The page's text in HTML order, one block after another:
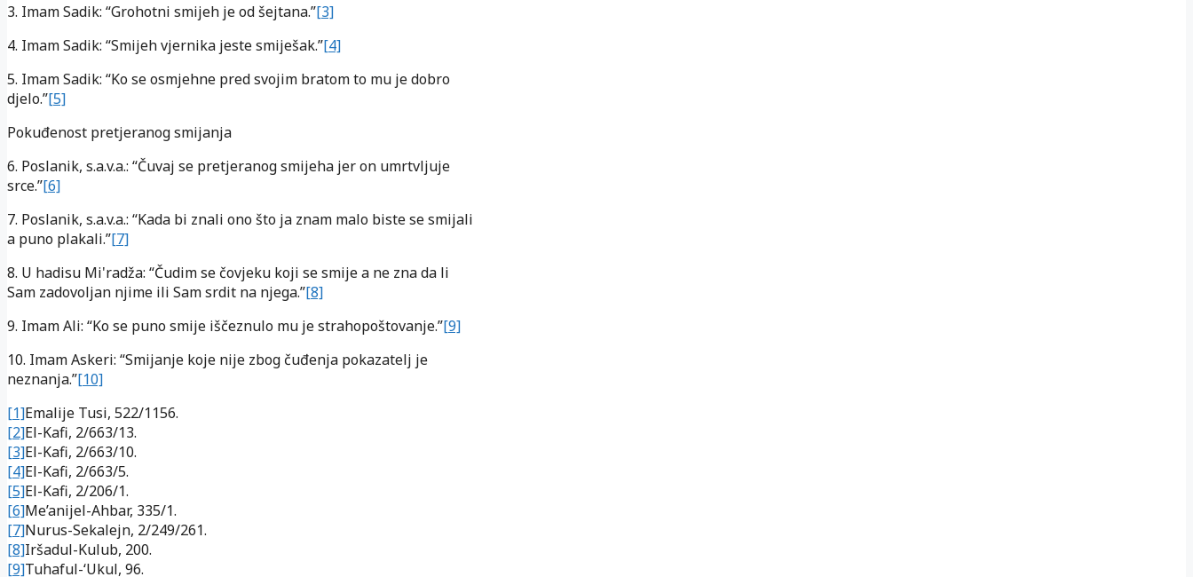
3. Imam Sadik: “Grohotni smijeh je od šejtana.”[3]
4. Imam Sadik: “Smijeh vjernika jeste smiješak.”[4]
5. Imam Sadik: “Ko se osmjehne pred svojim bratom to mu je dobro
djelo.”[5]
Pokuđenost pretjeranog smijanja
6. Poslanik, s.a.v.a.: “Čuvaj se pretjeranog smijeha jer on umrtvljuje
srce.”[6]
7. Poslanik, s.a.v.a.: “Kada bi znali ono što ja znam malo biste se smijali
a puno plakali.”[7]
8. U hadisu Mi'radža: “Čudim se čovjeku koji se smije a ne zna da li
Sam zadovoljan njime ili Sam srdit na njega.”[8]
9. Imam Ali: “Ko se puno smije iščeznulo mu je strahopoštovanje.”[9]
10. Imam Askeri: “Smijanje koje nije zbog čuđenja pokazatelj je
neznanja.”[10]
[1]Emalije Tusi, 522/1156.
[2]El-Kafi, 2/663/13.
[3]El-Kafi, 2/663/10.
[4]El-Kafi, 2/663/5.
[5]El-Kafi, 2/206/1.
[6]Me’anijel-Ahbar, 335/1.
[7]Nurus-Sekalejn, 2/249/261.
[8]Iršadul-Kulub, 200.
[9]Tuhaful-‘Ukul, 96.